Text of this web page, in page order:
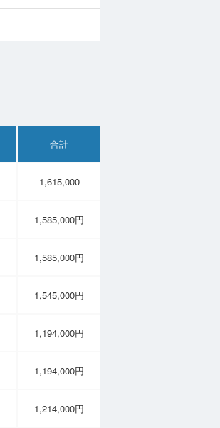
合計
1,615,000
1,585,000円
1,585,000円
1,545,000円
1,194,000円
1,194,000円
1,214,000円